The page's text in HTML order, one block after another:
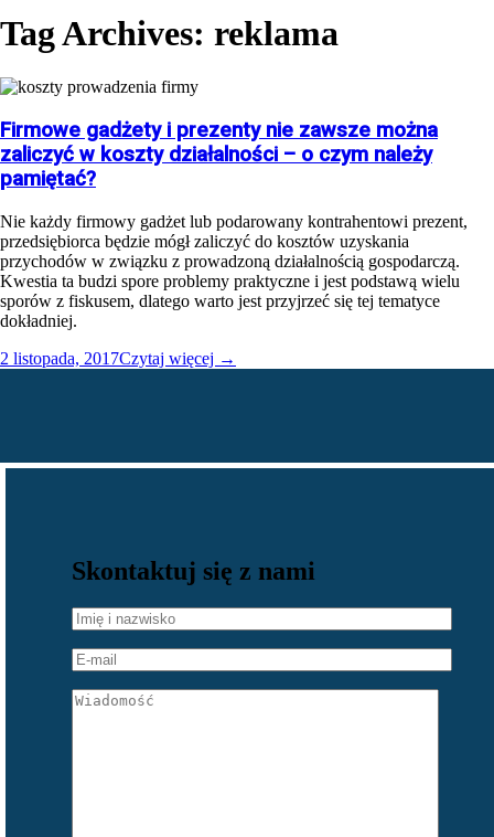
Tag Archives: reklama
Firmowe gadżety i prezenty nie zawsze można
zaliczyć w koszty działalności – o czym należy
pamiętać?
Nie każdy firmowy gadżet lub podarowany kontrahentowi prezent,
przedsiębiorca będzie mógł zaliczyć do kosztów uzyskania
przychodów w związku z prowadzoną działalnością gospodarczą.
Kwestia ta budzi spore problemy praktyczne i jest podstawą wielu
sporów z fiskusem, dlatego warto jest przyjrzeć się tej tematyce
dokładniej.
2 listopada, 2017Czytaj więcej →
Skontaktuj się z nami